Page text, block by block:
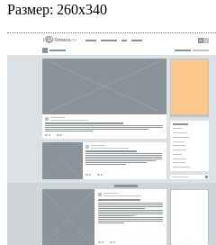
Размер: 260x340